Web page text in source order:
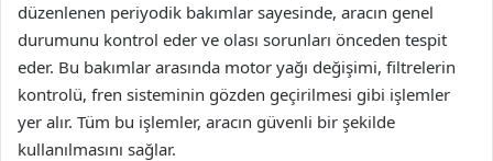
düzenlenen periyodik bakımlar sayesinde, aracın genel
durumunu kontrol eder ve olası sorunları önceden tespit
eder. Bu bakımlar arasında motor yağı değişimi, filtrelerin
kontrolü, fren sisteminin gözden geçirilmesi gibi işlemler
yer alır. Tüm bu işlemler, aracın güvenli bir şekilde
kullanılmasını sağlar.